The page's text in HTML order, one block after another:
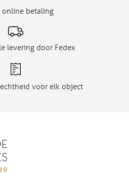
online betaling
levering door Fedex
voor elk object